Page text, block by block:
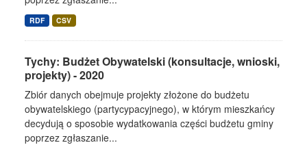
RDF CSV
Tychy: Budżet Obywatelski (konsultacje, wnioski,
projekty) - 2020
Zbiór danych obejmuje projekty złożone do budżetu
obywatelskiego (partycypacyjnego), w którym mieszkańcy
decydują o sposobie wydatkowania części budżetu gminy
poprzez zgłaszanie...